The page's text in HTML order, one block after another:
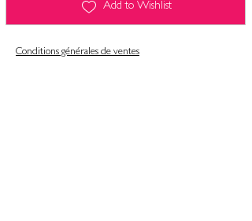
Add to Wishlist
Conditions générales de ventes